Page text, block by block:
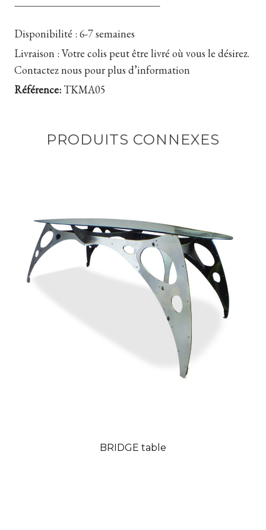
Disponibilité : 6-7 semaines
Livraison : Votre colis peut être livré où vous le désirez.
Contactez nous pour plus d’information
Référence: TKMA05
PRODUITS CONNEXES
BRIDGE table